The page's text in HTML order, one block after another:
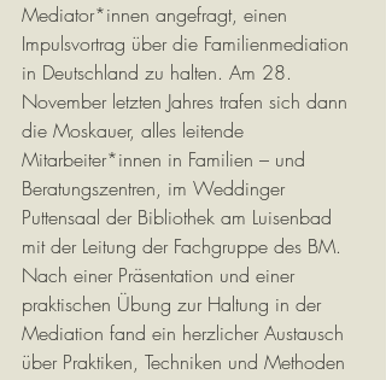
Mediator*innen angefragt, einen
Impulsvortrag über die Familienmediation
in Deutschland zu halten. Am 28.
November letzten Jahres trafen sich dann
die Moskauer, alles leitende
Mitarbeiter*innen in Familien – und
Beratungszentren, im Weddinger
Puttensaal der Bibliothek am Luisenbad
mit der Leitung der Fachgruppe des BM.
Nach einer Präsentation und einer
praktischen Übung zur Haltung in der
Mediation fand ein herzlicher Austausch
über Praktiken, Techniken und Methoden